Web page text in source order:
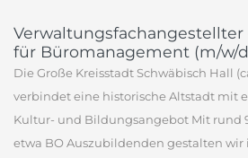
für Büromanagement (m/w/
Die Große Kreisstadt Schwäbisch Hall
verbindet eine historische Altstadt mit
Kultur- und Bildungsangebot Mit rund
etwa BO Auszubildenden gestalten wir